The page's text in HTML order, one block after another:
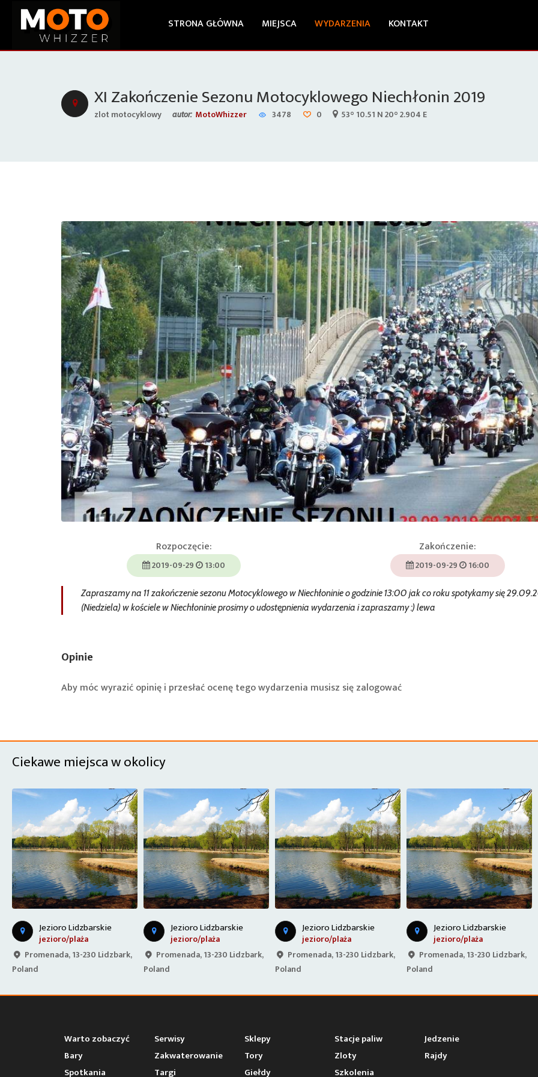
STRONA GŁÓWNA MIEJSCA WYDARZENIA KONTAKT
XI Zakończenie Sezonu Motocyklowego Niechłonin 2019
zlot motocyklowy autor: MotoWhizzer 3478 0 53° 10.51 N 20° 2.904 E
Rozpoczęcie:
2019-09-29 13:00
Zakończenie:
2019-09-29 16:00
Zapraszamy na 11 zakończenie sezonu Motocyklowego w Niechłoninie o godzinie 13:00 jak co roku spotykamy się
(Niedziela) w kościele w Niechłoninie prosimy o udostępnienia wydarzenia i zapraszamy :) lewa
Opinie
Aby móc wyrazić opinię i przesłać ocenę tego wydarzenia musisz sięzalogować
Ciekawe miejsca w okolicy
Jezioro Lidzbarskie
jezioro/plaża
Promenada, 13-230 Lidzbark,
Poland
Jezioro Lidzbarskie
jezioro/plaża
Promenada, 13-230 Lidzbark,
Poland
Jezioro Lidzbarskie
jezioro/plaża
Promenada, 13-230 Lidzbark,
Poland
Jezioro Lidzbarskie
jezioro/plaża
Promenada, 13-230 Lidzbark,
Poland
Warto zobaczyć Serwisy Sklepy Stacje paliw
Jedzenie
Bary
Zakwaterowanie Tory Zloty
Rajdy
Spotkania
Targi Giełdy Szkolenia